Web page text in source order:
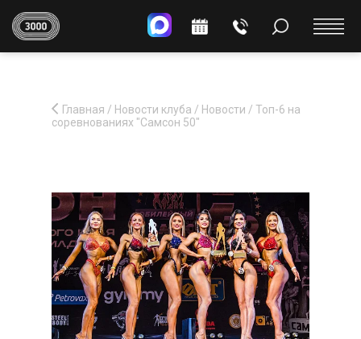
Главная / Новости клуба / Новости / Топ-6 на
соревнованиях "Самсон 50"